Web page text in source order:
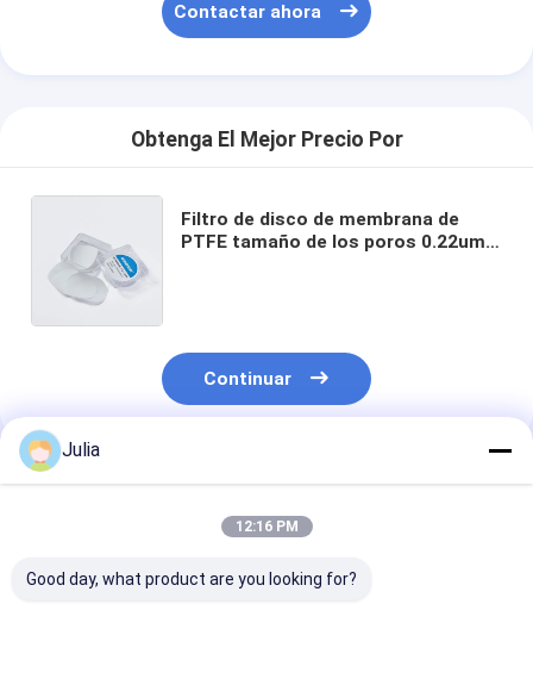
Contactar ahora
Obtenga El Mejor Precio Por
Filtro de disco de membrana de
PTFE tamaño de los poros 0.22um -
Continuar
Productos Recomendados
Julia
12:16 PM
Good day, what product are you looking for?